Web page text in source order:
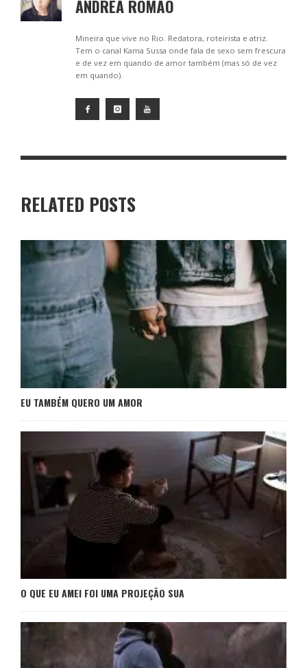
ANDRÉA ROMÃO
Mineira que vive no Rio. Redatora, roteirista e atriz.
Tem o canal Kama Sussa onde fala de sexo sem frescura
e de vez em quando de amor também (mas só de vez
em quando).
RELATED POSTS
EU TAMBÉM QUERO UM AMOR
O QUE EU AMEI FOI UMA PROJEÇÃO SUA